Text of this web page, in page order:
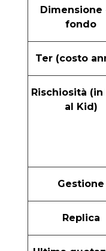
Dimensione
fondo
Ter (costo
Rischiosità (in
al Kid)
Gestione
Replica